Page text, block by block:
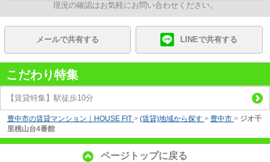
現況の確認はお気軽にお問い合わせください。
メールで共有する LINEで共有する
こだわり特集
【賃貸特集】駅徒歩10分
豊中市の賃貸マンション｜HOUSE FIT > (賃貸)地域から探す > 豊中市 > ジオ千
里桃山台4番館
ページトップに戻る